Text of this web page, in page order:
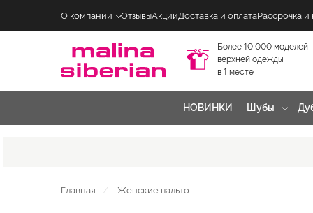
О компании ОтзывыАкцииДоставка и оплатаРассрочка и
Более 10 000 моделей
верхней одежды
в 1 месте
НОВИНКИ Шубы
Главная Женские пальто